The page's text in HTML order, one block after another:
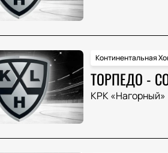
Континентальная
ТОРПЕДО -
КРК «Нагорный»